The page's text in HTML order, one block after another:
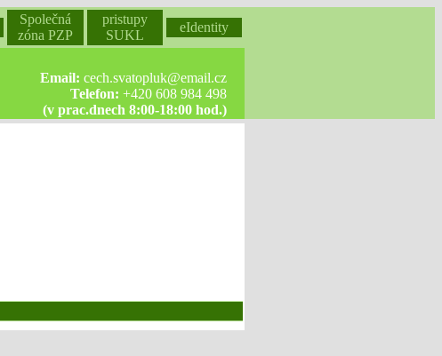
Společná
zóna PZP
pristupy
SUKL
eIdentity
Email: cech.svatopluk@email.cz
Telefon: +420 608 984 498
(v prac.dnech 8:00-18:00 hod.)